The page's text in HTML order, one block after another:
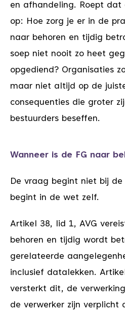
en afhandeling. Roept dat
op: Hoe zorg je er in de
naar behoren en tijdig
soep niet nooit zo heet
opgediend? Organisaties
maar niet altijd op de
consequenties die groter
bestuurders beseffen.
Wanneer is de FG naar
De vraag begint niet bij
begint in de wet zelf.
Artikel 38, lid 1, AVG
behoren en tijdig wordt
gerelateerde
inclusief datalekken.
versterkt dit, de
de verwerker zijn verplicht